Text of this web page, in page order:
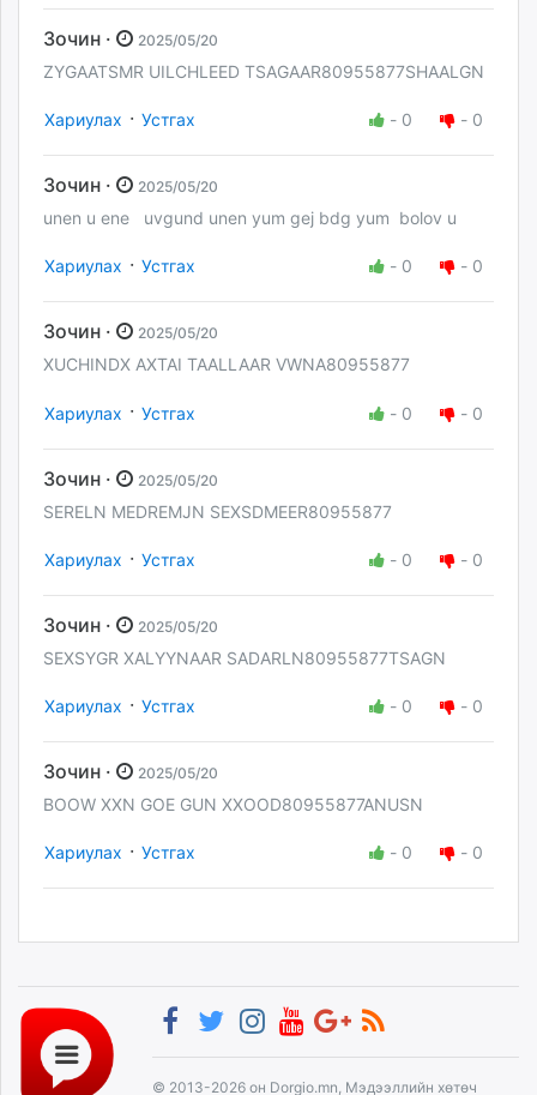
Зочин · 2025/05/20
ZYGAATSMR UILCHLEED TSAGAAR80955877SHAALGN
Хариулах · Устгах - 0 - 0
Зочин · 2025/05/20
unen u ene uvgund unen yum gej bdg yum bolov u
Хариулах · Устгах - 0 - 0
Зочин · 2025/05/20
XUCHINDX AXTAI TAALLAAR VWNA80955877
Хариулах · Устгах - 0 - 0
Зочин · 2025/05/20
SERELN MEDREMJN SEXSDMEER80955877
Хариулах · Устгах - 0 - 0
Зочин · 2025/05/20
SEXSYGR XALYYNAAR SADARLN80955877TSAGN
Хариулах · Устгах - 0 - 0
Зочин · 2025/05/20
BOOW XXN GOE GUN XXOOD80955877ANUSN
Хариулах · Устгах - 0 - 0
© 2013-2026 он Dorgio.mn, Мэдээллийн хөтөч